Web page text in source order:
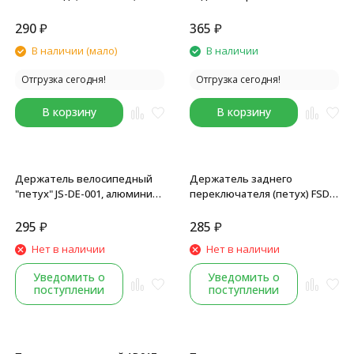
290₽
В наличии (мало)
Отгрузка сегодня!
В корзину
365 ₽
В наличии
Отгрузка сегодня!
В корзину
Держатель велосипедный
"петух" JS-DE-001, алюминий,
295 ₽
Нет в наличии
Уведомить о
поступлении
Держатель заднего
переключателя (петух) FSD-
285 ₽
Нет в наличии
Уведомить о
поступлении